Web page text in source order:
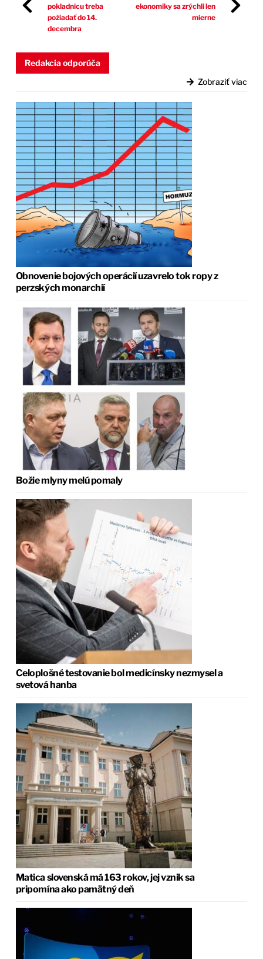
pokladnicu treba
požiadať do 14.
decembra
ekonomiky sa zrýchli len
mierne
Redakcia odporúča
Zobraziť viac
Obnovenie bojových operácií uzavrelo tok ropy z
perzských monarchií
Božie mlyny melú pomaly
Celoplošné testovanie bol medicínsky nezmysel a
svetová hanba
Matica slovenská má 163 rokov, jej vznik sa
pripomína ako pamätný deň